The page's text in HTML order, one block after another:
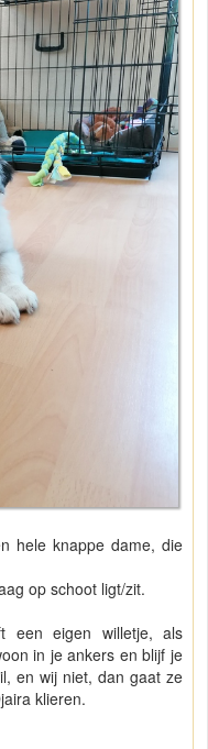
hele knappe dame, die
op schoot ligt/zit.
een eigen willetje, als
in je ankers en blijf je
en wij niet, dan gaat ze
klieren.